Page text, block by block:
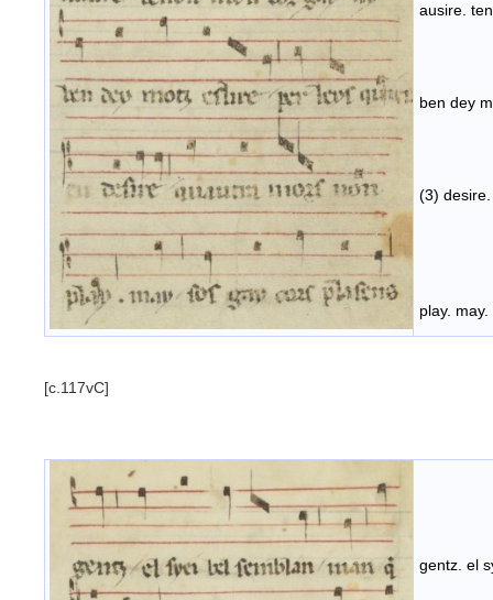
ausire.
ben dey
(3)
play.
[c.117vC]
gentz. el